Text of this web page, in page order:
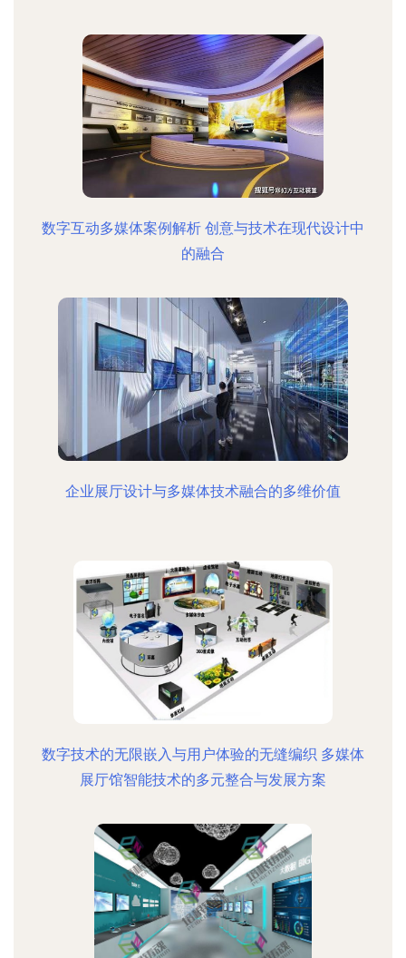
数字互动多媒体案例解析 创意与技术在现代设计中
的融合
企业展厅设计与多媒体技术融合的多维价值
数字技术的无限嵌入与用户体验的无缝编织 多媒体
展厅馆智能技术的多元整合与发展方案